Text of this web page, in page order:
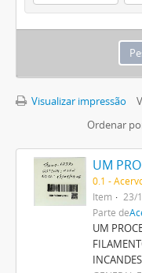
Visualizar impressão
Ordenar
0.1 -
Item
23/
Parte de
UM